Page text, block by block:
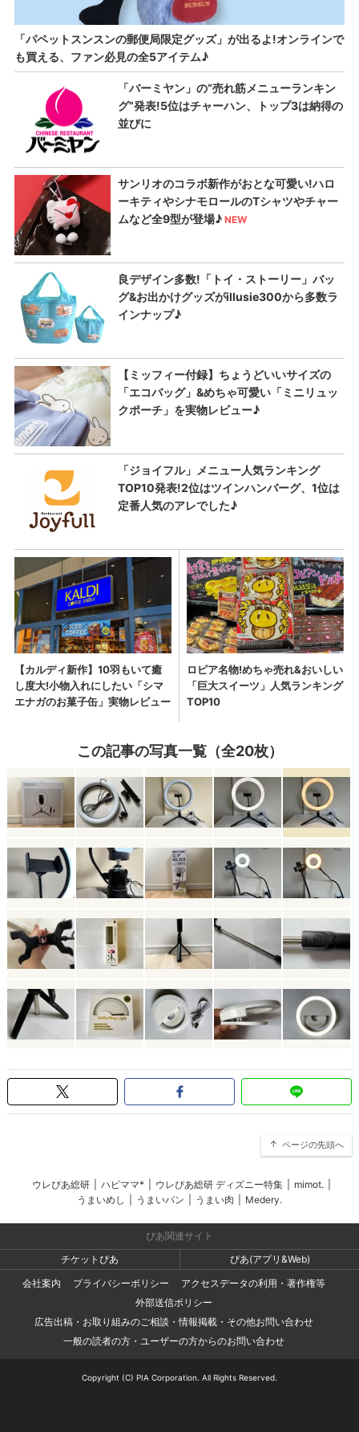
この記事の写真一覧（全20枚）
ページの先頭へ
ウレぴあ総研 ハピママ* ウレぴあ総研 ディズニー特集 mimot.
うまいめし
うまいパン うまい肉 Medery.
ぴあ関連サイト
チケットぴあ
ぴあ(アプリ&Web)
会社案内
プライバシーポリシー
アクセスデータの利用・著作権等
外部送信ポリシー
広告出稿・お取り組みのご相談・情報掲載・その他お問い合わせ
一般の読者の方・ユーザーの方からのお問い合わせ
Copyright (C) PIA Corporation. All Rights Reserved.